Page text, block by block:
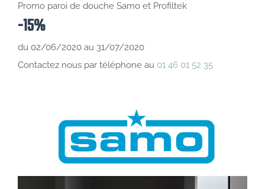
Promo paroi de douche Samo et Profiltek
-15%
du 02/06/2020 au 31/07/2020
Contactez nous par téléphone au 01 46 01 52 35